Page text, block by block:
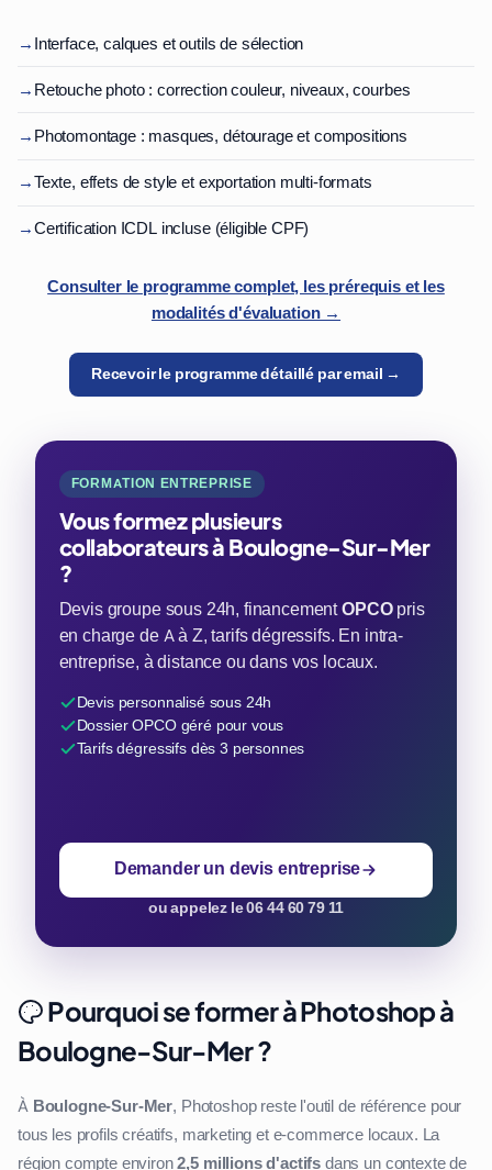
→ Interface, calques et outils de sélection
→ Retouche photo : correction couleur, niveaux, courbes
→ Photomontage : masques, détourage et compositions
→Texte, effets de style et exportation multi-formats
→Certification ICDL incluse (éligible CPF)
Consulter le programme complet, les prérequis et les
modalités d'évaluation →
Recevoir le programme détaillé par email →
FORMATION ENTREPRISE
Vous formez plusieurs
collaborateurs à Boulogne-Sur-Mer
?
Devis groupe sous 24h, financementOPCOpris
en charge de A à Z, tarifs dégressifs. En intra-
entreprise, à distance ou dans vos locaux.
Devis personnalisé sous 24h
Dossier OPCO géré pour vous
Tarifs dégressifs dès 3 personnes
Demander un devis entreprise
ou appelez le 06 44 60 79 11
Pourquoi se former à Photoshop à
Boulogne-Sur-Mer ?
À Boulogne-Sur-Mer, Photoshop reste l'outil de référence pour
tous les profils créatifs, marketing et e-commerce locaux. La
région compte environ2,5 millions d'actifs dans un contexte de